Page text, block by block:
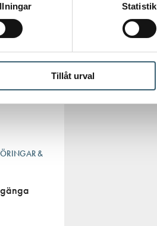
Statistik
Tillåt urval
mer komplett lösning.
&